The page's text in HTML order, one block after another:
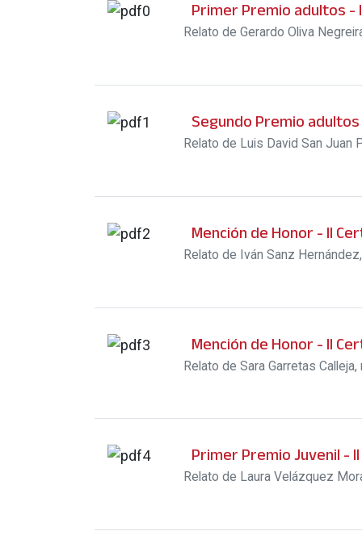
Primer Premio adultos -
Relato de Gerardo Oliva
Segundo Premio
Relato de Luis David San Juan
Mención de Honor - II
Relato de Iván Sanz
Mención de Honor - II
Relato de Sara Garretas
Primer Premio Juvenil -
Relato de Laura Velázquez